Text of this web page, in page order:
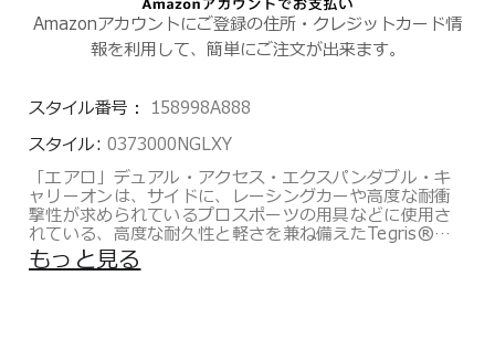
Amazonアカウントにご登録の住所・クレジットカード情
報を利用して、簡単にご注文が出来ます。
スタイル番号： 158998A888
スタイル: 0373000NGLXY
「エアロ」デュアル・アクセス・エクスパンダブル・キ
ャリーオンは、サイドに、レーシングカーや高度な耐衝
撃性が求められているプロスポーツの用具などに使用さ
れている、高度な耐久性と軽さを兼ね備えたTegris®、
そしてフロントパネルには機能性を高める、ソフトジャ
カード生地を採用しています。
もっと見る